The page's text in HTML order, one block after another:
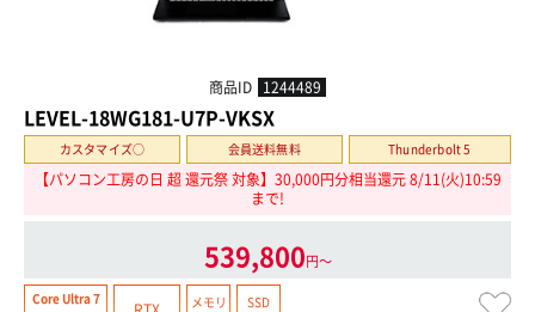
商品ID 1244489
LEVEL-18WG181-U7P-VKSX
カスタマイズ○ 会員送料無料 Thunderbolt 5
【パソコン工房の日 超 還元祭 対象】30,000円分相当還元 8/11(火)10:59
まで!
539,800円〜
Core Ultra 7
メモリ SSD